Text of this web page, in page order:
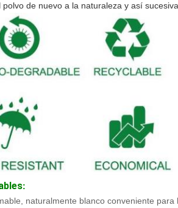
de nuevo a la naturaleza y así
:
naturalmente blanco conveniente para